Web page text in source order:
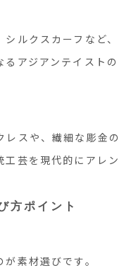
ルクスカーフなど、
アジアンテイストの
レスや、繊細な彫金の
工芸を現代的にアレン
方ポイント
素材選びです。